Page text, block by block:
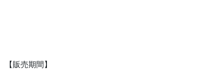
【販売期間】